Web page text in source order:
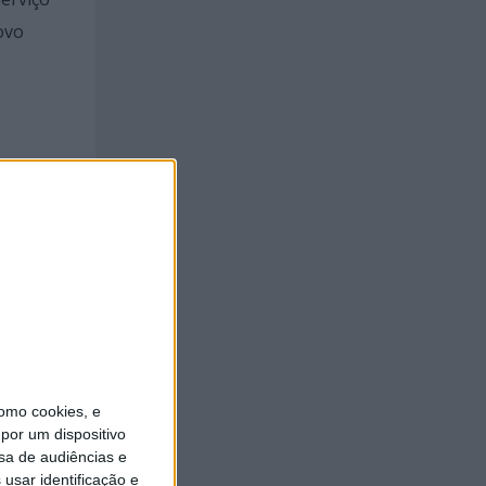
cookies, e
um dispositivo
de audiências e
identificação e
do